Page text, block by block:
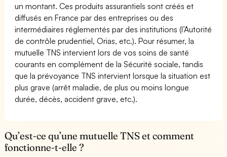
un montant. Ces produits assurantiels sont créés et
diffusés en France par des entreprises ou des
intermédiaires réglementés par des institutions (l’Autorité
de contrôle prudentiel, Orias, etc.). Pour résumer, la
mutuelle TNS intervient lors de vos soins de santé
courants en complément de la Sécurité sociale, tandis
que la prévoyance TNS intervient lorsque la situation est
plus grave (arrêt maladie, de plus ou moins longue
durée, décès, accident grave, etc.).
Qu’est-ce qu’une mutuelle TNS et comment
fonctionne-t-elle ?